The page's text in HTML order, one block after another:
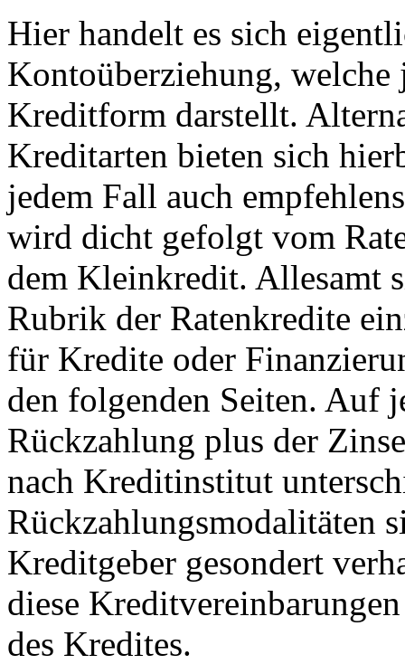
Hier handelt es sich
Kontoüberziehung, welche
Kreditform darstellt.
Kreditarten bieten sich
jedem Fall auch
wird dicht gefolgt vom
dem Kleinkredit. Allesamt
Rubrik der Ratenkredite
für Kredite oder
den folgenden Seiten. Auf
Rückzahlung plus der
nach Kreditinstitut
Rückzahlungsmodalitäten
Kreditgeber gesondert
diese
des Kredites.